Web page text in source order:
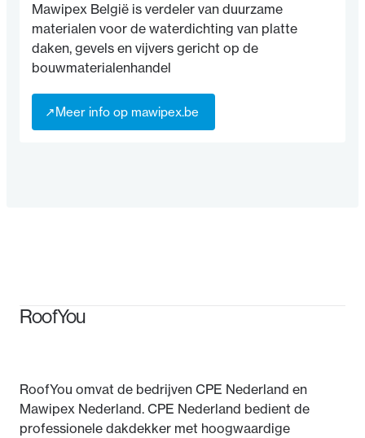
Mawipex België is verdeler van duurzame
materialen voor de waterdichting van platte
daken, gevels en vijvers gericht op de
bouwmaterialenhandel
↗
↗
Meer info op mawipex.be
RoofYou
RoofYou omvat de bedrijven CPE Nederland en
Mawipex Nederland. CPE Nederland bedient de
professionele dakdekker met hoogwaardige